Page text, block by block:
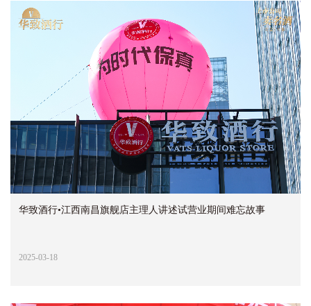
华致酒行•江西南昌旗舰店主理人讲述试营业期间难忘故事
2025-03-18